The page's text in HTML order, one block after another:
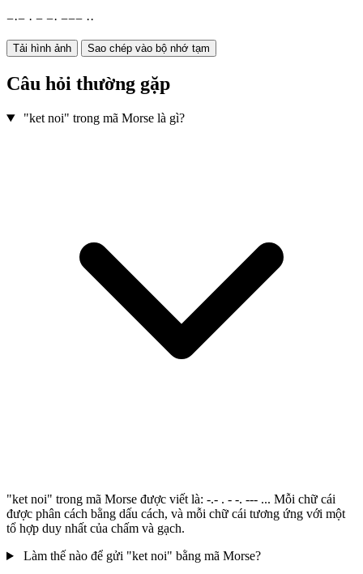
−·− · − −· −−− ··
Tải hình ảnh Sao chép vào bộ nhớ tạm
Câu hỏi thường gặp
"ket noi" trong mã Morse là gì?
"ket noi" trong mã Morse được viết là: -.- . - -. --- ... Mỗi chữ cái
được phân cách bằng dấu cách, và mỗi chữ cái tương ứng với một
tổ hợp duy nhất của chấm và gạch.
Làm thế nào để gửi "ket noi" bằng mã Morse?